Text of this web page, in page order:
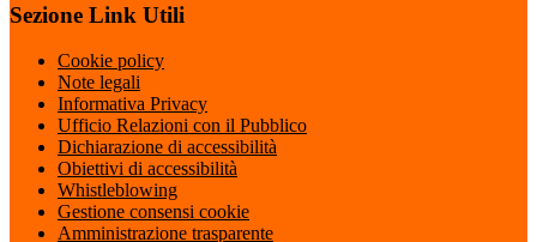
Sezione Link Utili
Cookie policy
Note legali
Informativa Privacy
Ufficio Relazioni con il Pubblico
Dichiarazione di accessibilità
Obiettivi di accessibilità
Whistleblowing
Gestione consensi cookie
Amministrazione trasparente